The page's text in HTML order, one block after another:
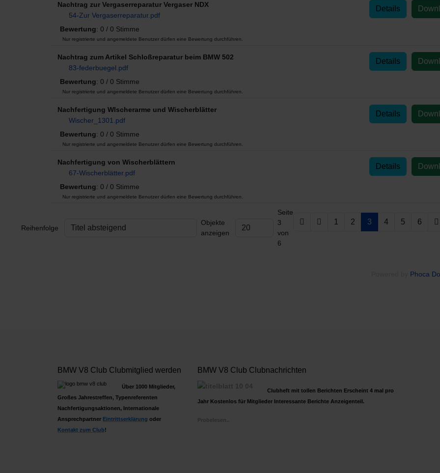
Nachtrag zur Vergaserreparatur Vergaser NDX
54-Zur Vergaserreparatur.pdf
Details
Bewertung: 0 / 0 Stimme
Nur registrierte und angemeldete Benutzer dürfen eine Bewertung durchführen.
Nachtrag zum Artikel Schloßreparatur beim BMW 502
83-federbuegel.pdf
Details
Bewertung: 0 / 0 Stimme
Nur registrierte und angemeldete Benutzer dürfen eine Bewertung durchführen.
Nachfertigung WIscherarme und Wischerblätter
Wischer_1301.pdf
Details
Bewertung: 0 / 0 Stimme
Nur registrierte und angemeldete Benutzer dürfen eine Bewertung durchführen.
Nachfertigung von Wischerblättern
67-Wischerblätter.pdf
Details
Bewertung: 0 / 0 Stimme
Nur registrierte und angemeldete Benutzer dürfen eine Bewertung durchführen.
Reihenfolge
Objekte
anzeigen
Seite
3
von
6
1 2 3 4 5 6
Phoca
BMW V8 Club Clubmitglied werden
Über 1000 Mitglieder,
Großes Jahrestreffen, Typenreferenten
Nachfertigungsaktionen, Internationale
Ansprechpartner Eintrittserklärung oder
Kontakt zum Club!
BMW V8 Club Clubnachrichten
Clubheft mit tollen Berichten Erscheint 4 mal pro
Jahr Kostenlos für Mitglieder Interessante Berichte Anzeigenteil.